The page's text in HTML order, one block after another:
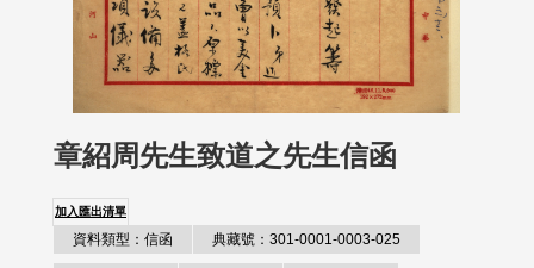
章紹周先生致道之先生信函
加入匯出清單
資料類型：信函 典藏號：301-0001-0003-025